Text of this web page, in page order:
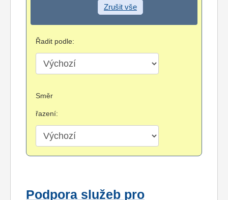
Zrušit vše
Řadit podle:
Směr
řazení:
Podpora služeb pro